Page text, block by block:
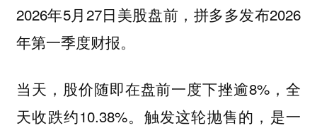
2026年5月27日美股盘前，拼多多发布2026
年第一季度财报。
当天，股价随即在盘前一度下挫逾8%，全
天收跌约10.38%。触发这轮抛售的，是一